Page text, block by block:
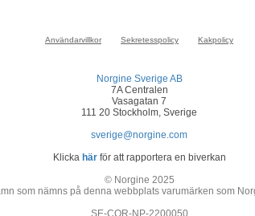
Användarvillkor Sekretesspolicy Kakpolicy
Norgine Sverige AB
7A Centralen
Vasagatan 7
111 20 Stockholm, Sverige
sverige@norgine.com
Klicka härför att rapportera en biverkan
© Norgine 2025
som nämns på denna webbplats varumärken som
SE-COR-NP-2200050